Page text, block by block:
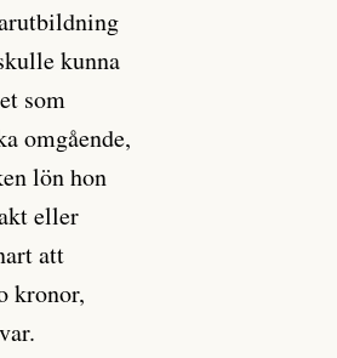
kunna
som
omgående,
lön hon
eller
att
kronor,